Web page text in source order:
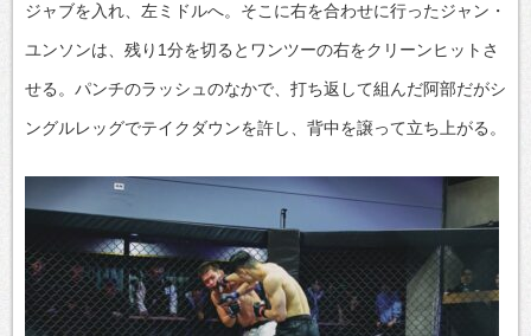
ジャブを入れ、左ミドルへ。そこに右を合わせに行ったジャン・
ユンソンは、残り1分を切るとワンツーの右をクリーンヒットさ
せる。パンチのラッシュのなかで、打ち返して組んだ阿部だがシ
ングルレッグでテイクダウンを許し、背中を譲って立ち上がる。